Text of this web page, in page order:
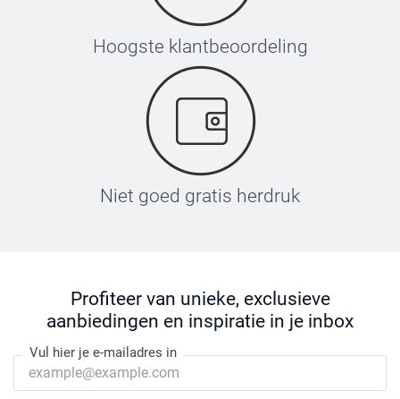
Hoogste klantbeoordeling
Niet goed gratis herdruk
Profiteer van unieke, exclusieve
aanbiedingen en inspiratie in je inbox
Vul hier je e-mailadres in